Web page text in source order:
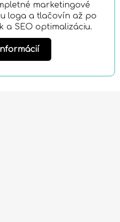
marketingové
loga a tlačovín až po
a SEO optimalizáciu.